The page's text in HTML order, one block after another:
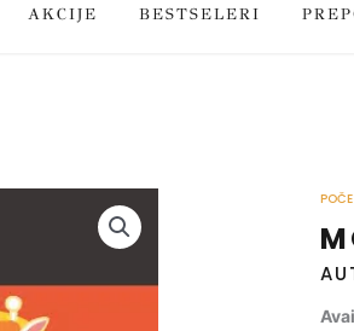
AKCIJE BESTSELERI